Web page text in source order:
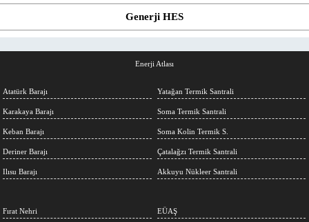
Generji HES
Enerji Atlası
Atatürk Barajı
Karakaya Barajı
Keban Barajı
Deriner Barajı
Ilısu Barajı
Yatağan Termik Santrali
Soma Termik Santrali
Soma Kolin Termik S.
Çatalağzı Termik Santrali
Akkuyu Nükleer Santrali
Fırat Nehri EÜAŞ